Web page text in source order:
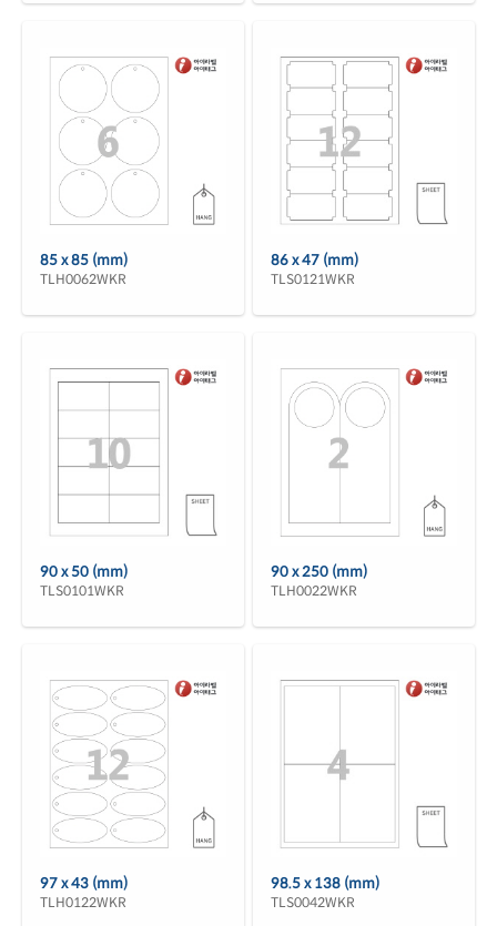
85 x 85 (mm)
TLH0062WKR
86 x 47 (mm)
TLS0121WKR
90 x 50 (mm)
TLS0101WKR
90 x 250 (mm)
TLH0022WKR
97 x 43 (mm)
TLH0122WKR
98.5 x 138 (mm)
TLS0042WKR